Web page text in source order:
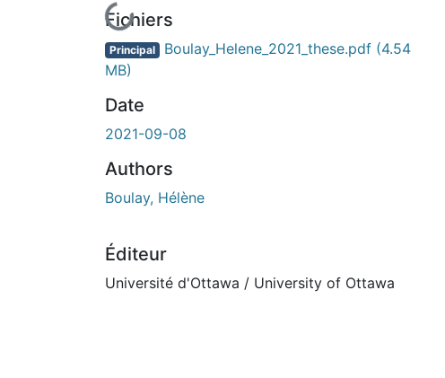
En cours de chargement...
Fichiers
Principal Boulay_Helene_2021_these.pdf (4.54
MB)
Date
2021-09-08
Authors
Boulay, Hélène
Éditeur
Université d'Ottawa / University of Ottawa